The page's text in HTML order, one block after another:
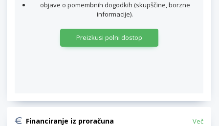
objave o pomembnih dogodkih (skupščine, borzne
informacije).
Preizkusi polni dostop
Financiranje iz proračuna Več